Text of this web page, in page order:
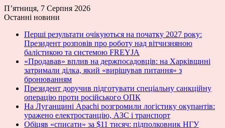
П’ятниця, 7 Серпня 2026
Останні новини
Перші результати очікуються на початку 2027 року:
Президент розповів про роботу над вітчизняною
балістикою та системою FREYJA
«Продавав» вплив на держпосадовців: на Харківщині
затримали ділка, який «вирішував питання» з
бронюванням
Президент доручив підготувати спеціальну санкційну
операцію проти російського ОПК
На Луганщині Apachi розгромили логістику окупантів:
уражено електростанцію, АЗС і транспорт
Обіцяв «списати» за $11 тисяч: підполковник НГУ